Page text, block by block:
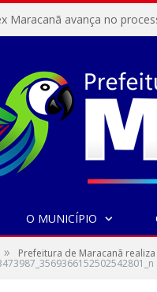
O MUNICÍPIO
» Prefeitura de Maracanã